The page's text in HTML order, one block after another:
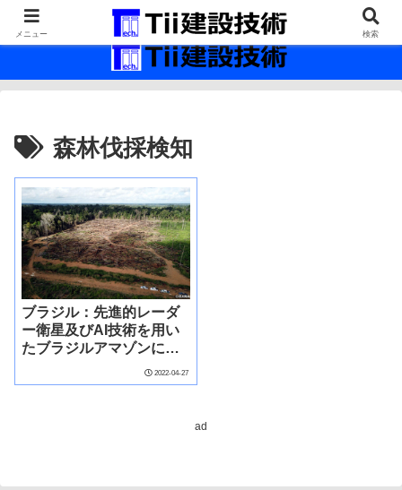
最新の建設技術の情報インフラ。
森林伐採検知
ブラジル：先進的レーダ
ー衛星及びAI技術を用い
たブラジルアマゾンにお
ける違法森林伐採管理改
善プロジェクト
2022-04-27
ad
メニュー 検索